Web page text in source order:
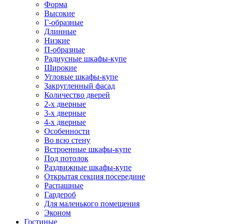
Форма
Высокие
Г-образные
Длинные
Низкие
П-образные
Радиусные шкафы-купе
Широкие
Угловые шкафы-купе
Закругленный фасад
Количество дверей
2-х дверные
3-х дверные
4-х дверные
Особенности
Во всю стену
Встроенные шкафы-купе
Под потолок
Раздвижные шкафы-купе
Открытая секция посередине
Распашные
Гардероб
Для маленького помещения
Эконом
Гостиные